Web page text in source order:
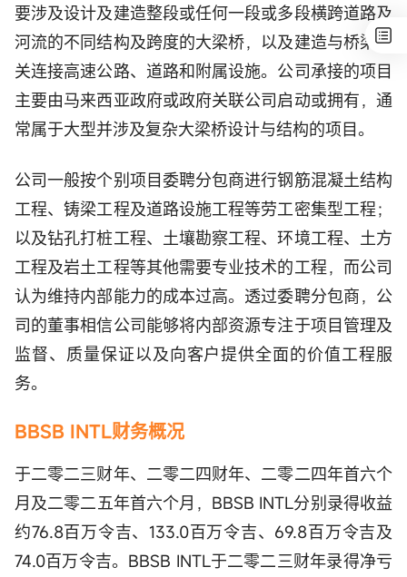
要涉及设计及建造整段或任何一段或多段横跨道路及
河流的不同结构及跨度的大梁桥，以及建造与桥梁相
关连接高速公路、道路和附属设施。公司承接的项目
主要由马来西亚政府或政府关联公司启动或拥有，通
常属于大型并涉及复杂大梁桥设计与结构的项目。
公司一般按个别项目委聘分包商进行钢筋混凝土结构
工程、铸梁工程及道路设施工程等劳工密集型工程；
以及钻孔打桩工程、土壤勘察工程、环境工程、土方
工程及岩土工程等其他需要专业技术的工程，而公司
认为维持内部能力的成本过高。透过委聘分包商，公
司的董事相信公司能够将内部资源专注于项目管理及
监督、质量保证以及向客户提供全面的价值工程服
务。
BBSB INTL财务概况
于二零二三财年、二零二四财年、二零二四年首六个
月及二零二五年首六个月，BBSB INTL分别录得收益
约76.8百万令吉、133.0百万令吉、69.8百万令吉及
74.0百万令吉。BBSB INTL于二零二三财年录得净亏